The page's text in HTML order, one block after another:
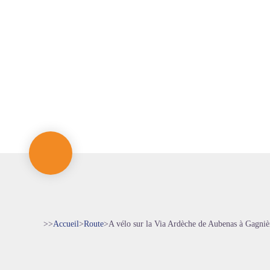
>>Accueil>Route>A vélo sur la Via Ardèche de Aubenas à